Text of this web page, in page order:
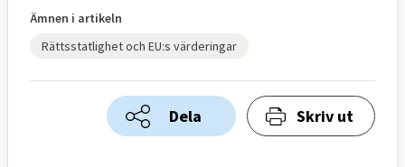
Ämnen i artikeln
Rättsstatlighet och EU:s värderingar
Dela Skriv ut